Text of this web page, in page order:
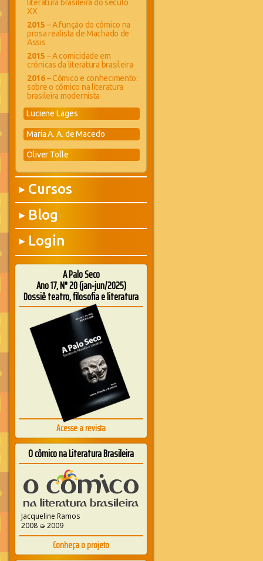
literatura brasileira do século
XX
2015 – A função do cômico na
prosa realista de Machado de
Assis
2015 – A comicidade em
crônicas da literatura brasileira
2016– Cômico e conhecimento:
sobre o cômico na literatura
brasileira modernista
Luciene Lages
Maria A. A. de Macedo
Oliver Tolle
▶ Cursos
▶ Blog
▶ Login
A Palo Seco
Ano 17, N° 20 (jan-jun/2025)
Dossiê teatro, filosofia e literatura
Acesse a revista
O cômico na Literatura Brasileira
Jacqueline Ramos
2008 ➭ 2009
Conheça o projeto